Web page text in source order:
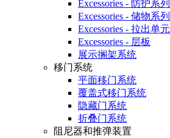
Excessories - 防护系列
Excessories - 储物系列
Excessories - 拉出单元
Excessories - 层板
展示搁架系统
移门系统
平面移门系统
覆盖式移门系统
隐藏门系统
折叠门系统
阻尼器和推弹装置